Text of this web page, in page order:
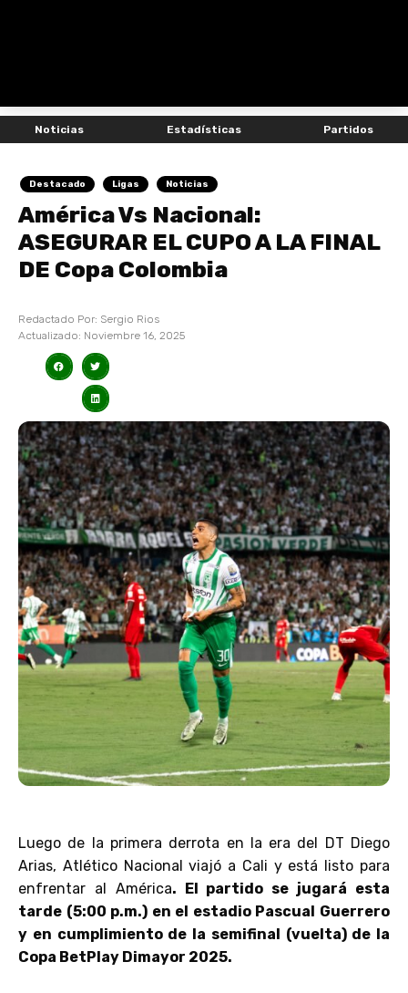
Noticias Estadísticas Partidos
Destacado Ligas Noticias
América Vs Nacional:
ASEGURAR EL CUPO A LA FINAL
DE Copa Colombia
Redactado Por: Sergio Rios
Actualizado: Noviembre 16, 2025
Luego de la primera derrota en la era del DT Diego
Arias, Atlético Nacional viajó a Cali y está listo para
enfrentar al América. El partido se jugará esta
tarde (5:00 p.m.) en el estadio Pascual Guerrero
y en cumplimiento de la semifinal (vuelta) de la
Copa BetPlay Dimayor 2025.